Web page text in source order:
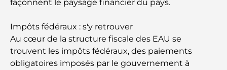
Comment obtenir un prêt immobilier à Dubaï : le
Plan directeur de Tilal Al Ghaf : une nouvelle
norme pour la vie intégrée à Dubaï
façonnent le paysage financier du pays.
Impôts fédéraux : s'y retrouver
Au cœur de la structure fiscale des EAU se
trouvent les impôts fédéraux, des paiements
obligatoires imposés par le gouvernement à